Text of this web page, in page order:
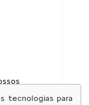
tecnologias para